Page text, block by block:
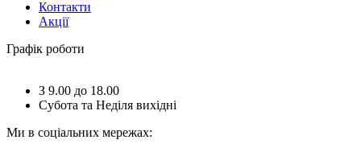
Контакти
Акції
Графік роботи
З 9.00 до 18.00
Субота та Неділя вихідні
Ми в соціальних мережах: